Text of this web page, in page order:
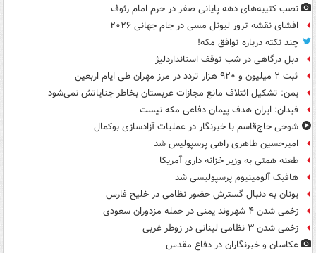
نصب کتیبه‌های دهه پایانی صفر در حرم امام رئوف
افشای نقشه ترور لیونل مسی در جام جهانی ۲۰۲۶
چند نکته درباره توافق مکه!
دبل درگاهی در شب توقف استانداردلیژ
ثبت ۲ میلیون و ۹۲۰ هزار تردد در مرز مهران طی ایام اربعین
یمن: تشکیل ائتلاف مانع مجازات عربستان بخاطر جنایاتش نمی‌شود
فیدان: ایران هدف پیمان دفاعی مکه نیست
شوخی حاج‌قاسم با خبرنگار در عملیات آزادسازی بوکمال
امیرحسین طاهری راهی پرسپولیس شد
طعنه همتی به وزیر خزانه داری آمریکا
هافبک آلومینیوم پرسپولیسی شد
یونان به دنبال گسترش حضور نظامی در خلیج فارس
زخمی شدن ۴ شهروند یمنی در حمله مزدوران سعودی
زخمی شدن ۳ نظامی لبنانی در زوطر غربی
عکاسان و خبرنگاران در دفاع مقدس